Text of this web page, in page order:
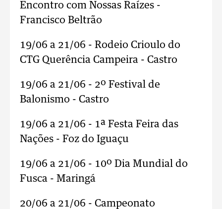
Encontro com Nossas Raízes -
Francisco Beltrão
19/06 a 21/06 - Rodeio Crioulo do
CTG Querência Campeira - Castro
19/06 a 21/06 - 2º Festival de
Balonismo - Castro
19/06 a 21/06 - 1ª Festa Feira das
Nações - Foz do Iguaçu
19/06 a 21/06 - 10º Dia Mundial do
Fusca - Maringá
20/06 a 21/06 - Campeonato